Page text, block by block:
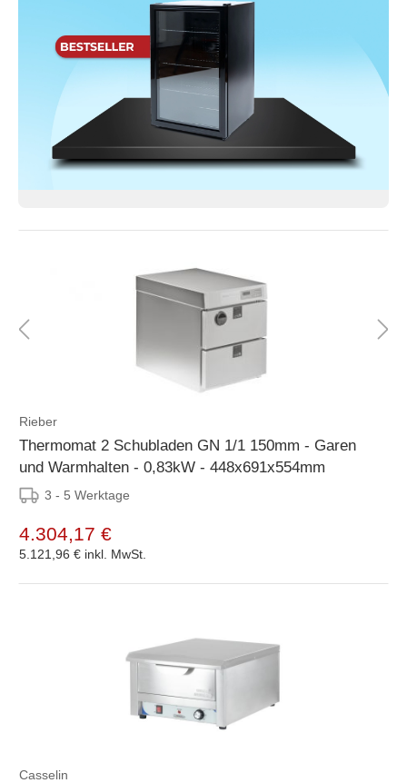
Rieber
Thermomat 2 Schubladen GN 1/1 150mm - Garen
und Warmhalten - 0,83kW - 448x691x554mm
3 - 5 Werktage
4.304,17 €
5.121,96 € inkl. MwSt.
Casselin